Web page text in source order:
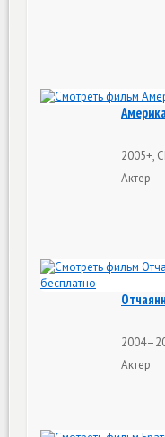
2005+,
Актер
Актер